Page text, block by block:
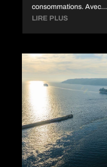
consommations. Avec...
LIRE PLUS